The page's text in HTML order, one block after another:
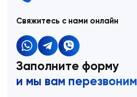
Свяжитесь с нами онлайн
Заполните форму
и мы вам перезвоним